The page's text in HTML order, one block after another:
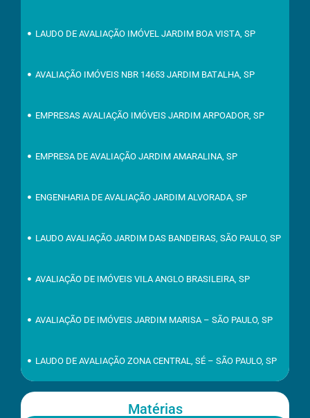
LAUDO DE AVALIAÇÃO IMÓVEL JARDIM BOA VISTA, SP
AVALIAÇÃO IMÓVEIS NBR 14653 JARDIM BATALHA, SP
EMPRESAS AVALIAÇÃO IMÓVEIS JARDIM ARPOADOR, SP
EMPRESA DE AVALIAÇÃO JARDIM AMARALINA, SP
ENGENHARIA DE AVALIAÇÃO JARDIM ALVORADA, SP
LAUDO AVALIAÇÃO JARDIM DAS BANDEIRAS, SÃO PAULO, SP
AVALIAÇÃO DE IMÓVEIS VILA ANGLO BRASILEIRA, SP
AVALIAÇÃO DE IMÓVEIS JARDIM MARISA – SÃO PAULO, SP
LAUDO DE AVALIAÇÃO ZONA CENTRAL, SÉ – SÃO PAULO, SP
Matérias